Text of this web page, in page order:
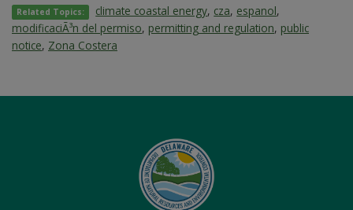
Related Topics: climate coastal energy, cza, espanol,
modificaciÃ³n del permiso, permitting and regulation, public
notice, Zona Costera